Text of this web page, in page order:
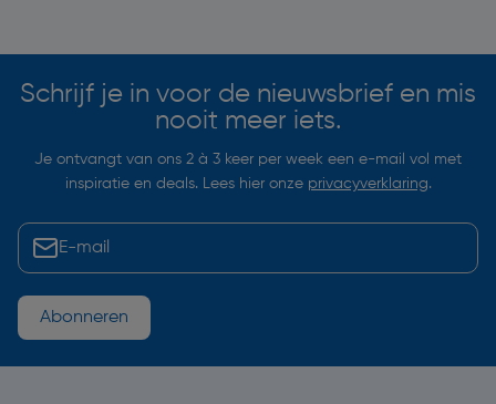
Schrijf je in voor de nieuwsbrief en mis
nooit meer iets.
Je ontvangt van ons 2 à 3 keer per week een e-mail vol met
inspiratie en deals. Lees hier onze privacyverklaring.
Abonneren